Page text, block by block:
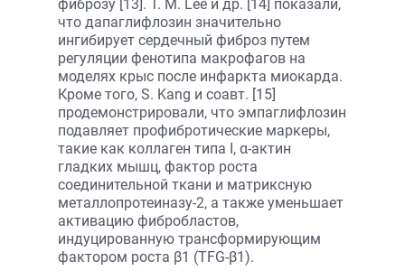
фиброзу [13]. T. M. Lee и др. [14] показали,
что дапаглифлозин значительно
ингибирует сердечный фиброз путем
регуляции фенотипа макрофагов на
моделях крыс после инфаркта миокарда.
Кроме того, S. Kang и соавт. [15]
продемонстрировали, что эмпаглифлозин
подавляет профибротические маркеры,
такие как коллаген типа I, α-актин
гладких мышц, фактор роста
соединительной ткани и матриксную
металлопротеиназу-2, а также уменьшает
активацию фибробластов,
индуцированную трансформирующим
фактором роста β1 (TFG-β1).